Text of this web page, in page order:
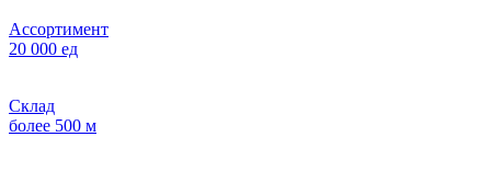
Ассортимент
20 000 ед
Склад
более 500 м